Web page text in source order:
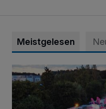
Meistgelesen
Vier Tage mit vollem